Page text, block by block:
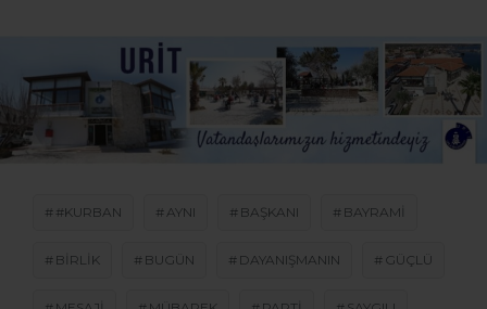
#KURBAN AYNI BAŞKANI BAYRAMI
BIRLIK BUGÜN DAYANIŞMANIN GÜÇLÜ